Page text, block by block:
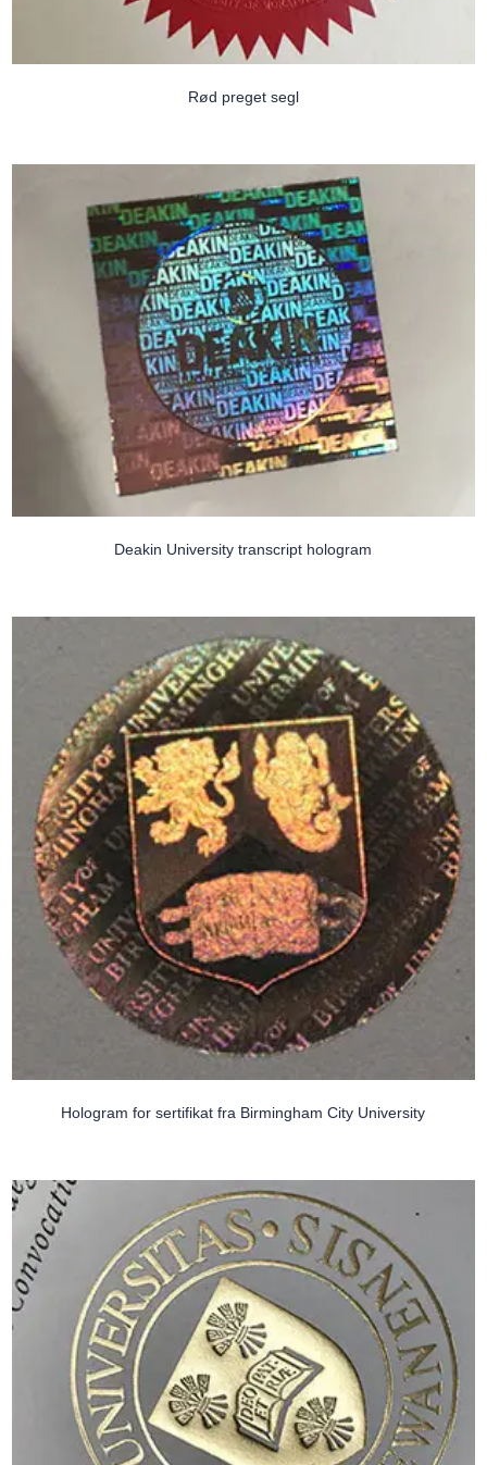
Rød preget segl
Deakin University transcript hologram
Hologram for sertifikat fra Birmingham City University